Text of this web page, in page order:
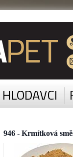
HLODAVCI
946 - Krmítková